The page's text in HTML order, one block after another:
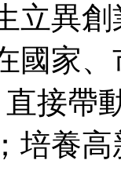
異創
國家
接帶
培養